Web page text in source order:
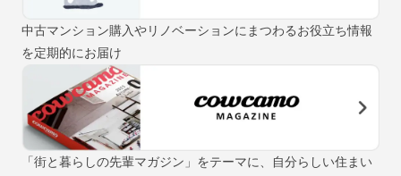
中古マンション購入やリノベーションにまつわるお役立ち情報
を定期的にお届け
「街と暮らしの先輩マガジン」をテーマに、自分らしい住まい